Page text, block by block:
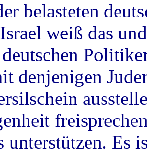
belasteten
weiß das
denjenigen
Es